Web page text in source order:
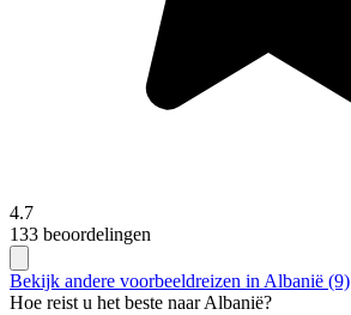
4.7
133 beoordelingen
Bekijk andere voorbeeldreizen in Albanië (9)
Hoe reist u het beste naar Albanië?